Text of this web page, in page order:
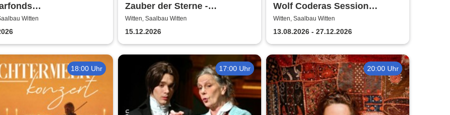
- Das
kommt zum Schluss
Trepper-Boes-Kühne-
Witten
Zauber der Sterne -
Weihnachtskonzert |
Theatergemeinde Volksbühne
Witten
Witten, Saalbau Witten
15.12.2026
Wolf Coderas Session
Possible
Witten, Saalbau Witten
13.08.2026 - 27.12.2026
18:00 Uhr 17:00 Uhr 20:00 Uhr